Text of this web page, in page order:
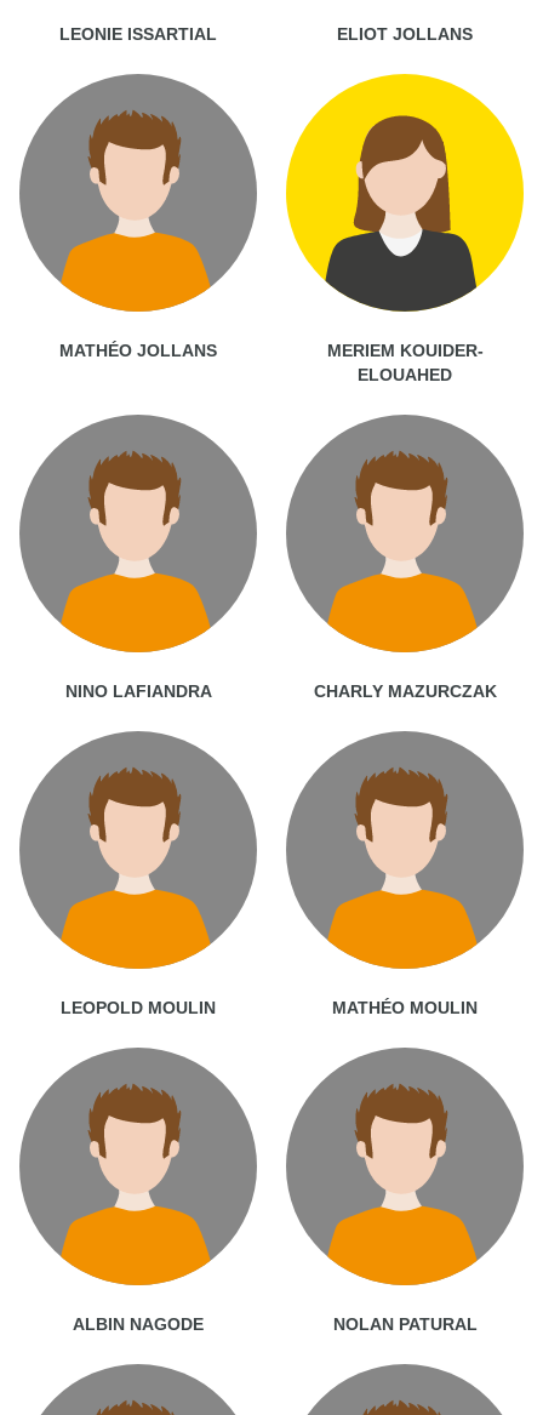
LEONIE ISSARTIAL ELIOT JOLLANS
MATHÉO JOLLANS
MERIEM KOUIDER-
ELOUAHED
NINO LAFIANDRA CHARLY MAZURCZAK
LEOPOLD MOULIN MATHÉO MOULIN
ALBIN NAGODE NOLAN PATURAL